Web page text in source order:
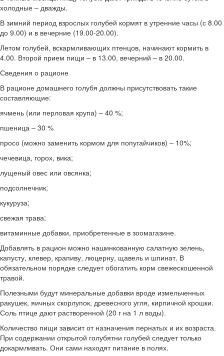
холодные – дважды.
В зимний период взрослых голубей кормят в утренние часы (с 8.00
до 9.00) и в вечерние (19.00-20.00).
Летом голубей, вскармливающих птенцов, начинают кормить в
4.00. Второй прием пищи – в 13.00, вечерний – в 20.00.
Сведения о рационе
В рационе домашнего голубя должны присутствовать такие
составляющие:
ячмень (или перловая крупа) – 40 %;
пшеница – 30 %
просо (можно заменить кормом для попугайчиков) – 10%;
чечевица, горох, вика;
лущеный овес или овсянка;
подсолнечник;
кукуруза;
свежая трава;
витаминные добавки, приобретенные в зоомагазине.
Добавлять в рацион можно нашинкованную салатную зелень,
капусту, клевер, крапиву, люцерну, щавель и шпинат. В
обязательном порядке следует обогатить корм свежескошенной
травой.
Полезными будут минеральные добавки вроде измельченных
ракушек, яичных скорлупок, древесного угля, кирпичной крошки.
Соль птице дают растворенной (20 г на 1 л воды).
Количество пищи зависит от назначения пернатых и их возраста.
При содержании открытой голубятни голубей следует только
докармливать. Они сами находят питание в полях.